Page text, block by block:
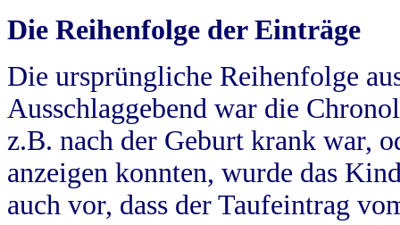
Die Reihenfolge der Einträge
Die ursprüngliche Reihenfolge
Ausschlaggebend war die
z.B. nach der Geburt krank war,
anzeigen konnten, wurde das
auch vor, dass der Taufeintrag